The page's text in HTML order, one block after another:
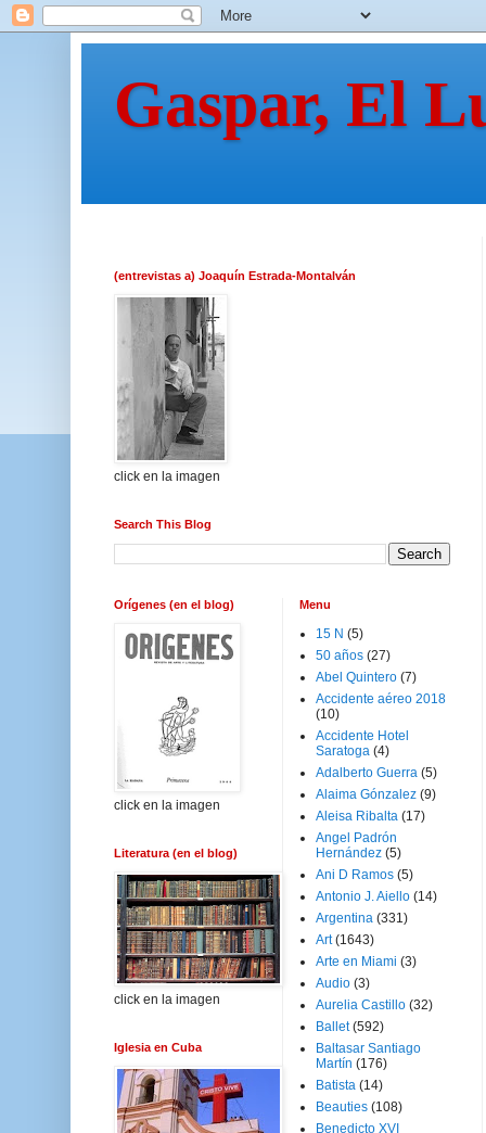
Gaspar, El
(entrevistas a) Joaquín Estrada-Montalván
click en la imagen
Search This Blog
Orígenes (en el blog)
click en la imagen
Literatura (en el blog)
click en la imagen
Iglesia en Cuba
Menu
15 N (5)
50 años (27)
Abel Quintero (7)
Accidente aéreo 2018
(10)
Accidente Hotel
Saratoga (4)
Adalberto Guerra (5)
Alaima Gónzalez (9)
Aleisa Ribalta (17)
Angel Padrón
Hernández (5)
Ani D Ramos (5)
Antonio J. Aiello (14)
Argentina (331)
Art (1643)
Arte en Miami (3)
Audio (3)
Aurelia Castillo (32)
Ballet (592)
Baltasar Santiago
Martín (176)
Batista (14)
Beauties (108)
Benedicto XVI